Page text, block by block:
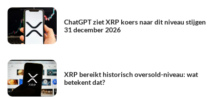
ChatGPT ziet XRP koers naar dit niveau stijgen
31 december 2026
XRP bereikt historisch oversold-niveau: wat
betekent dat?